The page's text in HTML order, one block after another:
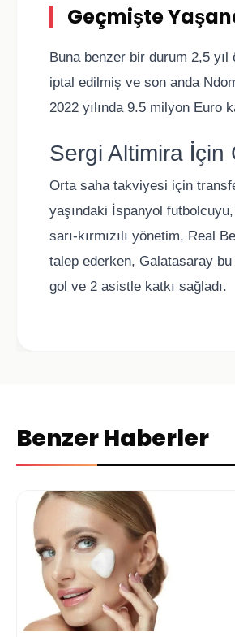
Geçmişte
Buna benzer bir durum 2,5
iptal edilmiş ve son anda
2022 yılında 9.5 milyon Euro
Sergi Altimira İçin
Orta saha takviyesi için
yaşındaki İspanyol
sarı-kırmızılı yönetim, Real
talep ederken, Galatasaray
gol ve 2 asistle katkı sağladı.
Benzer Haberler